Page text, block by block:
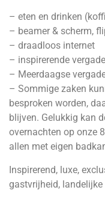
– eten en drinken
– beamer & scherm,
– draadloos internet
– inspirerende
– Meerdaagse
– Sommige zaken
besproken worden,
blijven. Gelukkig kan
overnachten op onze
allen met eigen
Inspirerend, luxe,
gastvrijheid,